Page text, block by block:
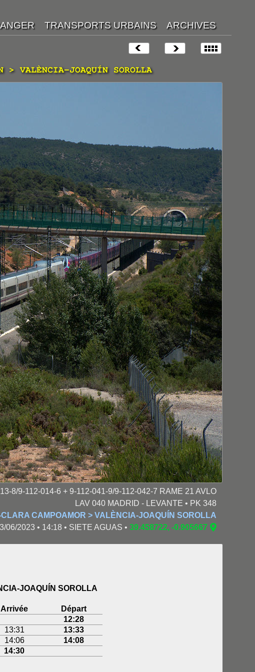
VALÈNCIA-JOAQUÍN SOROLLA
8/9-112-014-6 + 9-112-041-9/9-112-042-7 RAME 21 AVLO
LAV 040 MADRID - LEVANTE • PK 348
CAMPOAMOR > VALÈNCIA-JOAQUÍN SOROLLA
06/2023 • 14:18 • SIETE AGUAS • 39.458722, -0.905667
JOAQUÍN SOROLLA
Arrivée
Départ
12:28
13:31
13:33
14:06
14:08
14:30